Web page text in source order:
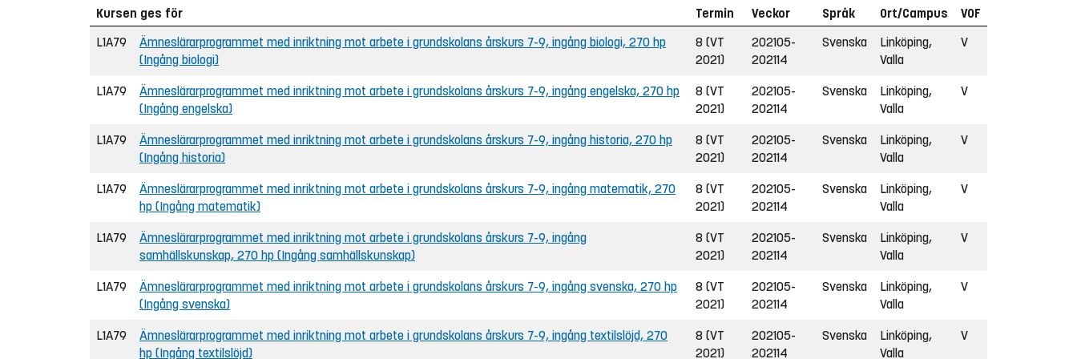
Kursen ges för Termin Veckor Språk Ort/Campus
VOF
L1A79
Ämneslärarprogrammet med inriktning mot arbete i grundskolans årskurs 7-9, ingång biologi, 270 hp
(Ingång biologi)
8 (VT
2021)
202105-
202114
Svenska
Linköping,
Valla
V
L1A79
Ämneslärarprogrammet med inriktning mot arbete i grundskolans årskurs 7-9, ingång engelska, 270 hp
(Ingång engelska)
8 (VT
2021)
202105-
202114
Svenska
Linköping,
Valla
V
L1A79
Ämneslärarprogrammet med inriktning mot arbete i grundskolans årskurs 7-9, ingång historia, 270 hp
(Ingång historia)
8 (VT
2021)
202105-
202114
Svenska
Linköping,
Valla
V
L1A79
Ämneslärarprogrammet med inriktning mot arbete i grundskolans årskurs 7-9, ingång matematik, 270
hp (Ingång matematik)
8 (VT
2021)
202105-
202114
Svenska
Linköping,
Valla
V
L1A79
Ämneslärarprogrammet med inriktning mot arbete i grundskolans årskurs 7-9, ingång
samhällskunskap, 270 hp (Ingång samhällskunskap)
8 (VT
2021)
202105-
202114
Svenska
Linköping,
Valla
V
L1A79
Ämneslärarprogrammet med inriktning mot arbete i grundskolans årskurs 7-9, ingång svenska, 270 hp
(Ingång svenska)
8 (VT
2021)
202105-
202114
Svenska
Linköping,
Valla
V
L1A79
Ämneslärarprogrammet med inriktning mot arbete i grundskolans årskurs 7-9, ingång textilslöjd, 270
hp (Ingång textilslöjd)
8 (VT
2021)
202105-
202114
Svenska
Linköping,
Valla
V